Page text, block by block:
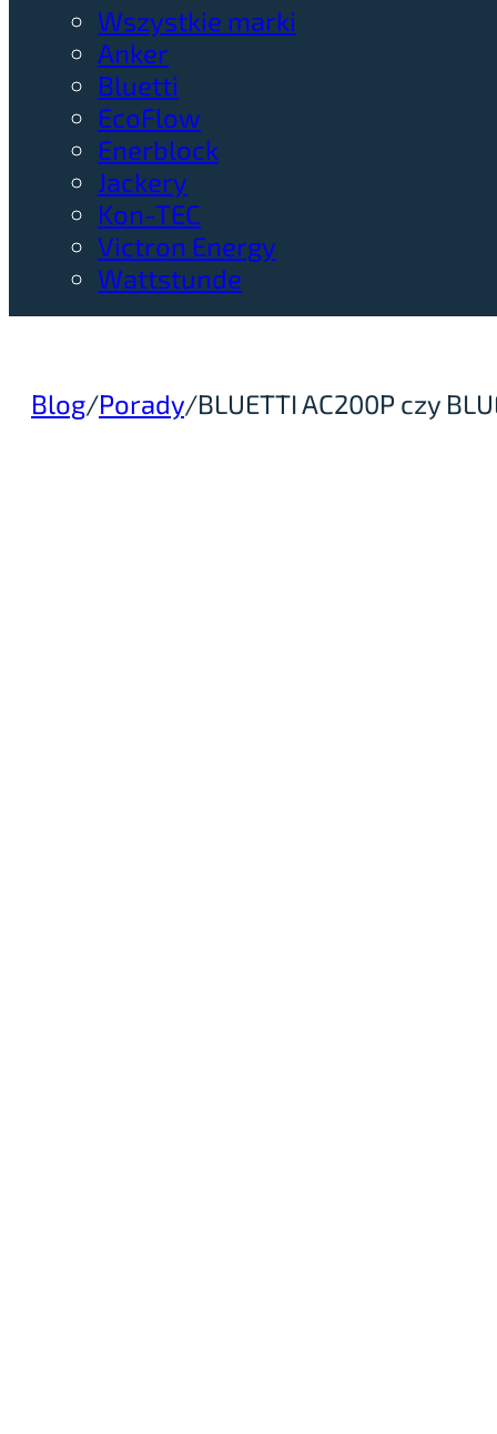
Wszystkie marki
Anker
Bluetti
EcoFlow
Enerblock
Jackery
Kon-TEC
Victron Energy
Wattstunde
Blog/Porady/BLUETTI AC200P czy